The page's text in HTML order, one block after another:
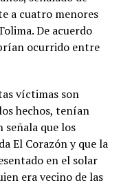
a cuatro menores
De acuerdo
ocurrido entre
víctimas son
hechos, tenían
señala que los
El Corazón y que la
en el solar
era vecino de las